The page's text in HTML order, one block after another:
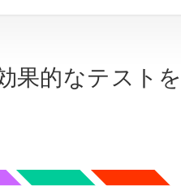
果的なテスト